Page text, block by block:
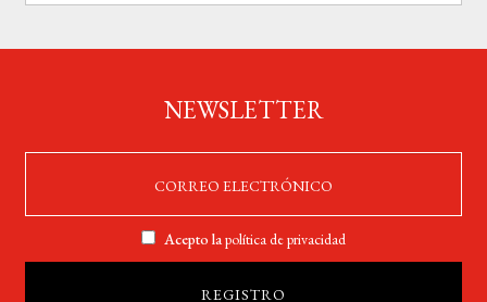
NEWSLETTER
Acepto lapolítica de privacidad